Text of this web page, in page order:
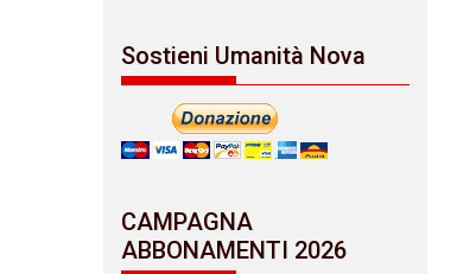
Sostieni Umanità Nova
CAMPAGNA
ABBONAMENTI 2026